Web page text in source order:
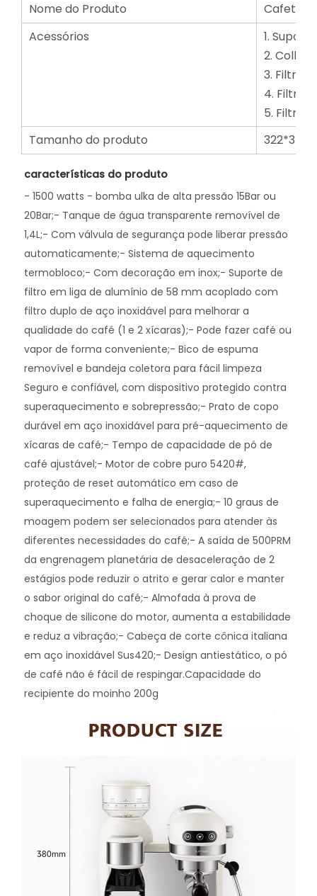
Nome do Produto
Acessórios
1.
2.
3. Filtro
4. Filtro
5. Filtro
Tamanho do produto
características do produto
- 1500 watts - bomba ulka de alta pressão 15Bar ou
20Bar;- Tanque de água transparente removível de
1,4L;- Com válvula de segurança pode liberar pressão
automaticamente;- Sistema de aquecimento
termobloco;- Com decoração em inox;- Suporte de
filtro em liga de alumínio de 58 mm acoplado com
filtro duplo de aço inoxidável para melhorar a
qualidade do café (1 e 2 xícaras);- Pode fazer café ou
vapor de forma conveniente;- Bico de espuma
removível e bandeja coletora para fácil limpeza
Seguro e confiável, com dispositivo protegido contra
superaquecimento e sobrepressão;- Prato de copo
durável em aço inoxidável para pré-aquecimento de
xícaras de café;- Tempo de capacidade de pó de
café ajustável;- Motor de cobre puro 5420#,
proteção de reset automático em caso de
superaquecimento e falha de energia;- 10 graus de
moagem podem ser selecionados para atender às
diferentes necessidades do café;- A saída de 500PRM
da engrenagem planetária de desaceleração de 2
estágios pode reduzir o atrito e gerar calor e manter
o sabor original do café;- Almofada à prova de
choque de silicone do motor, aumenta a estabilidade
e reduz a vibração;- Cabeça de corte cônica italiana
em aço inoxidável Sus420;- Design antiestático, o pó
de café não é fácil de respingar.Capacidade do
recipiente do moinho 200g